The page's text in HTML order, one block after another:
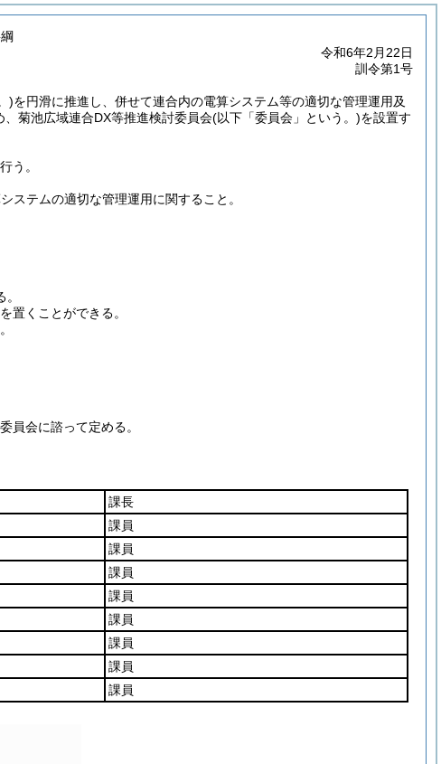
令和6年2月22日
訓令第1号
)を円滑に推進し、併せて連合内の電算システム等の適切な管理運用及
菊池広域連合DX等推進検討委員会(以下「委員会」という。)を設置す
う。
ステムの適切な管理運用に関すること。
置くことができる。
員会に諮って定める。
課長
課員
課員
課員
課員
課員
課員
課員
課員